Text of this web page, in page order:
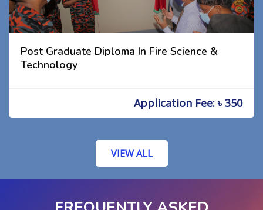
Post Graduate Diploma In Fire Science &
Technology
Application Fee: ৳ 350
VIEW ALL